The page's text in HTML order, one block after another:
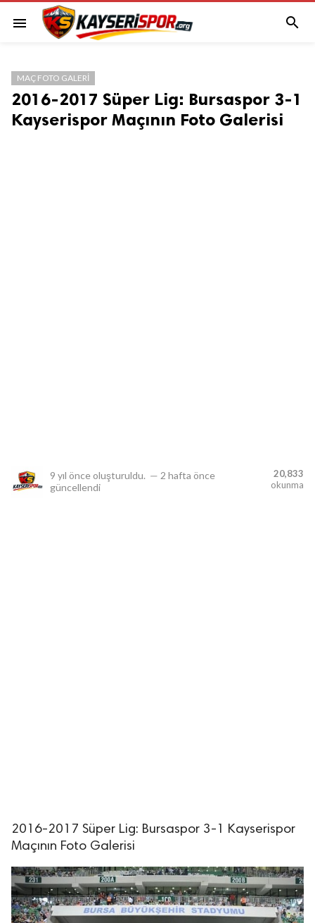
menu 
MAÇ FOTO GALERI
2016-2017 Süper Lig: Bursaspor 3-1
Kayserispor Maçının Foto Galerisi
9 yıl önce oluşturuldu. — 2 hafta önce
güncellendi
20,833
okunma
2016-2017 Süper Lig: Bursaspor 3-1 Kayserispor
Maçının Foto Galerisi